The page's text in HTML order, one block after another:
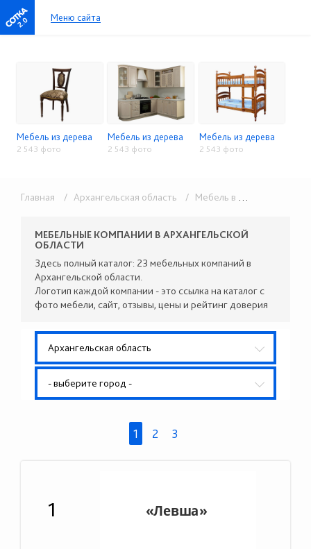
2.0 Меню сайта
Мебель из дерева
2 543 фото
Мебель из дерева
2 543 фото
Мебель из дерева
2 543 фото
Главная / Архангельская область / Мебель в розницу
МЕБЕЛЬНЫЕ КОМПАНИИ В АРХАНГЕЛЬСКОЙ
ОБЛАСТИ
Здесь полный каталог: 23 мебельных компаний в
Архангельской области.
Логотип каждой компании - это ссылка на каталог с
фото мебели, сайт, отзывы, цены и рейтинг доверия
Архангельская область
- выберите город -
1 2 3
1